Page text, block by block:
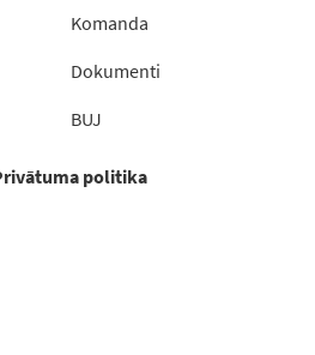
Komanda
Dokumenti
BUJ
politika